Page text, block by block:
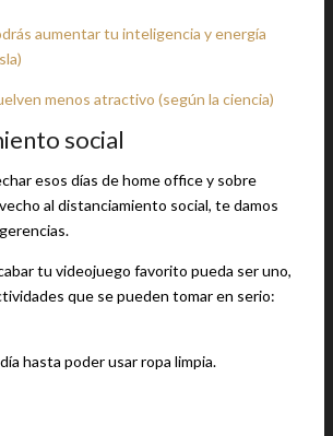
aumentar tu inteligencia y energía
menos atractivo (según la ciencia)
social
esos días de home office y sobre
al distanciamiento social, te damos
tu videojuego favorito pueda ser uno,
que se pueden tomar en serio:
hasta poder usar ropa limpia.